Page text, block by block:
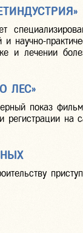
и научно-
и лечении
ЛЕС»
показ
на